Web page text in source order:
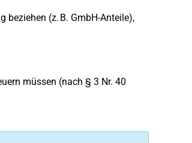
(z. B. GmbH-Anteile),
müssen (nach § 3 Nr. 40